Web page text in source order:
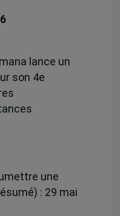
lance un
son 4e
une
: 29 mai